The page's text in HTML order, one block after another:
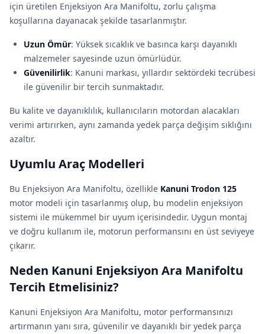
için üretilen Enjeksiyon Ara Manifoltu, zorlu çalışma
koşullarına dayanacak şekilde tasarlanmıştır.
Uzun Ömür: Yüksek sıcaklık ve basınca karşı dayanıklı
malzemeler sayesinde uzun ömürlüdür.
Güvenilirlik: Kanuni markası, yıllardır sektördeki tecrübesi
ile güvenilir bir tercih sunmaktadır.
Bu kalite ve dayanıklılık, kullanıcıların motordan alacakları
verimi artırırken, aynı zamanda yedek parça değişim sıklığını
azaltır.
Uyumlu Araç Modelleri
Bu Enjeksiyon Ara Manifoltu, özellikle Kanuni Trodon 125
motor modeli için tasarlanmış olup, bu modelin enjeksiyon
sistemi ile mükemmel bir uyum içerisindedir. Uygun montaj
ve doğru kullanım ile, motorun performansını en üst seviyeye
çıkarır.
Neden Kanuni Enjeksiyon Ara Manifoltu
Tercih Etmelisiniz?
Kanuni Enjeksiyon Ara Manifoltu, motor performansınızı
artırmanın yanı sıra, güvenilir ve dayanıklı bir yedek parça